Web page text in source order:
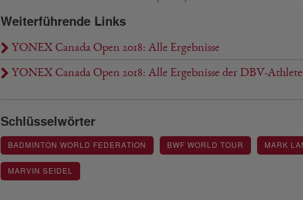
Weiterführende Links
YONEX Canada Open 2018: Alle Ergebnisse
YONEX Canada Open 2018: Alle Ergebnisse der DBV-
Schlüsselwörter
BADMINTON WORLD FEDERATION BWF WORLD TOUR MARK
MARVIN SEIDEL